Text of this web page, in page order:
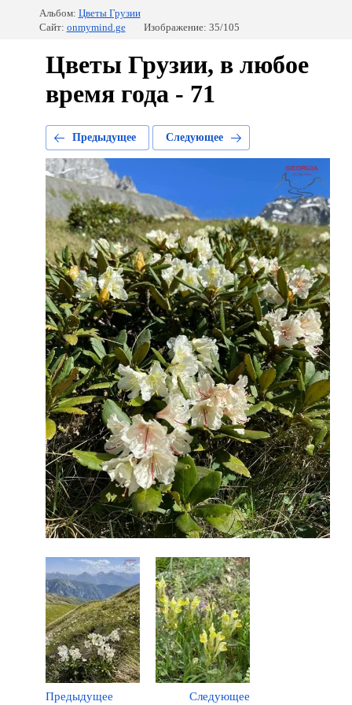
Альбом: Цветы Грузии
Сайт: onmymind.ge Изображение: 35/105
Цветы Грузии, в любое
время года - 71
Предыдущее Следующее
Предыдущее Следующее